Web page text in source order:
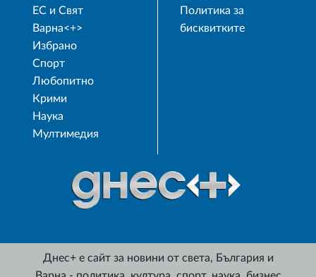
ЕС и Свят
Варна<+>
Избрано
Спорт
Любопитно
Крими
Наука
Мултимедия
Политика за
бисквитките
Днес+ е сайт за новини от света, България и